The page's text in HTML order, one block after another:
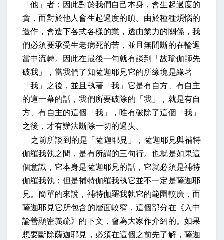
「他」者；因此對於我們自己本身，會生起過度的
貪，而對於他人會生起過度的瞋。由於種種煩惱的
造作，會造下各式各樣的業，透由業力的關係，我
們必須要承受生老病死的苦，並且無間斷的在輪迴
當中流轉。因此在最後一句就有談到「故瑜伽師先
破我」，當我們了知薩迦耶見它的所緣境是緣著
「我」之後，並且執著「我」它是有自方、有自主
的這一幕的話，我們所要破除的「我」，就是有自
方、有自主的這個「我」，唯有破除了這個「我」
之後，才有辦法斷除一切的過失。
之前所談到的是「薩迦耶見」，薩迦耶見與補特
伽羅我執之間，是有所謂的三句行。也就是如果這
個意識，它本身是薩迦耶見的話，它就必須是補特
伽羅我執；但是補特伽羅我執它並不一定是薩迦耶
見。簡單的來說，補特伽羅我執它的範圍較廣，而
薩迦耶見它所包含的層面較窄，這個部分在《入中
論善顯密義疏》的下文，會為大家作介紹的。如果
想要斷除薩迦耶見，必須在這個之前先了解，薩迦